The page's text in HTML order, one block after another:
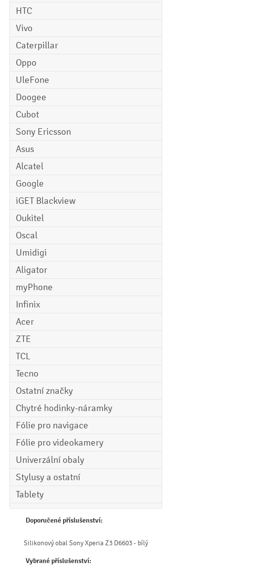
HTC
Vivo
Caterpillar
Oppo
UleFone
Doogee
Cubot
Sony Ericsson
Asus
Alcatel
Google
iGET Blackview
Oukitel
Oscal
Umidigi
Aligator
myPhone
Infinix
Acer
ZTE
TCL
Tecno
Ostatní značky
Chytré hodinky-náramky
Fólie pro navigace
Fólie pro videokamery
Univerzální obaly
Stylusy a ostatní
Tablety
Doporučené příslušenství:
Silikonový obal Sony Xperia Z3 D6603 - bílý
Vybrané příslušenství: